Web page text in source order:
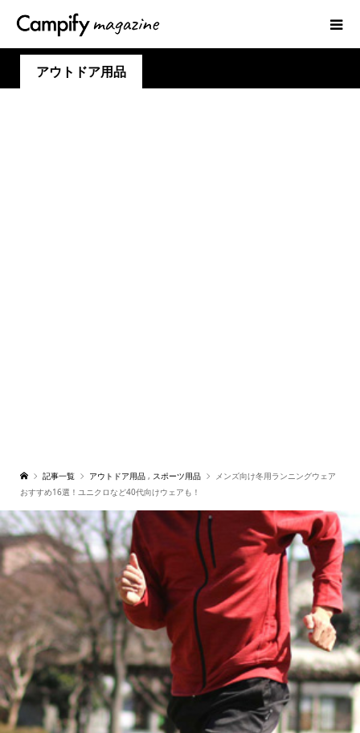
アウトドア用品
記事一覧 アウトドア用品 , スポーツ用品
メンズ向け冬用ランニングウェア
おすすめ16選！ユニクロなど40代向けウェアも！